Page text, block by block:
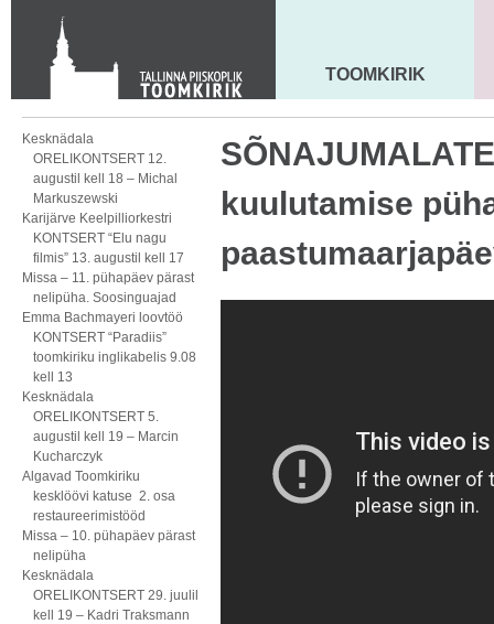
Toom-Kooli 6, 10130 TALLINN
tallinna.toom
+372 644 4140
MAARJA KIRIK
TOOMKIRIK
Kesknädala
ORELIKONTSERT 12.
augustil kell 18 – Michal
Markuszewski
Karijärve Keelpilliorkestri
KONTSERT “Elu nagu
filmis” 13. augustil kell 17
Missa – 11. pühapäev pärast
nelipüha. Soosinguajad
Emma Bachmayeri loovtöö
KONTSERT “Paradiis”
toomkiriku inglikabelis 9.08
kell 13
Kesknädala
ORELIKONTSERT 5.
augustil kell 19 – Marcin
Kucharczyk
Algavad Toomkiriku
kesklöövi katuse 2. osa
restaureerimistööd
Missa – 10. pühapäev pärast
nelipüha
Kesknädala
ORELIKONTSERT 29. juulil
kell 19 – Kadri Traksmann
kuulutamise